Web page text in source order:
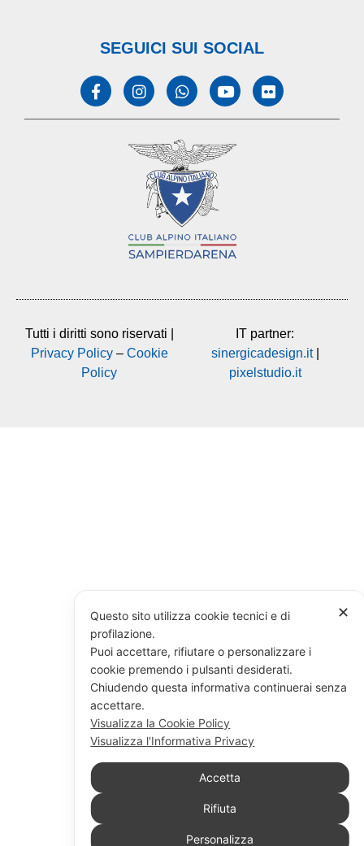
SEGUICI SUI SOCIAL
Tutti i diritti sono riservati |
Privacy Policy– Cookie
Policy
IT partner:
sinergicadesign.it|
pixelstudio.it
✕
Questo sito utilizza cookie tecnici e di
profilazione.
Puoi accettare, rifiutare o personalizzare i
cookie premendo i pulsanti desiderati.
Chiudendo questa informativa continuerai senza
accettare.
Visualizza la Cookie Policy
Visualizza l'Informativa Privacy
Accetta
Rifiuta
Personalizza